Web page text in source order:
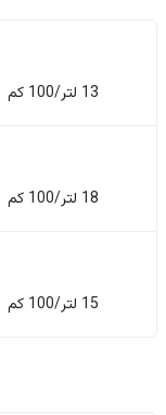
13 لتر/100 كم
18 لتر/100 كم
15 لتر/100 كم